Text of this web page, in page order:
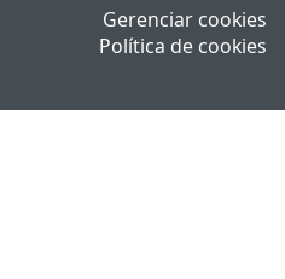
Gerenciar cookies
Política de cookies